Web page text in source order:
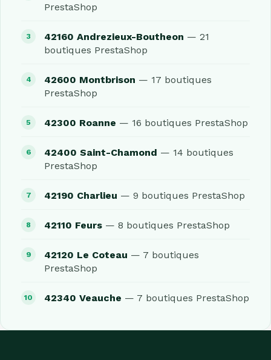
PrestaShop
42160 Andrezieux-Boutheon — 21
boutiques PrestaShop
42600 Montbrison — 17 boutiques
PrestaShop
42300 Roanne — 16 boutiques PrestaShop
42400 Saint-Chamond — 14 boutiques
PrestaShop
42190 Charlieu — 9 boutiques PrestaShop
42110 Feurs — 8 boutiques PrestaShop
42120 Le Coteau — 7 boutiques
PrestaShop
42340 Veauche — 7 boutiques PrestaShop